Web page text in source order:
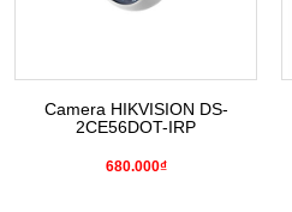
Camera HIKVISION DS-
2CE56DOT-IRP
680.000₫